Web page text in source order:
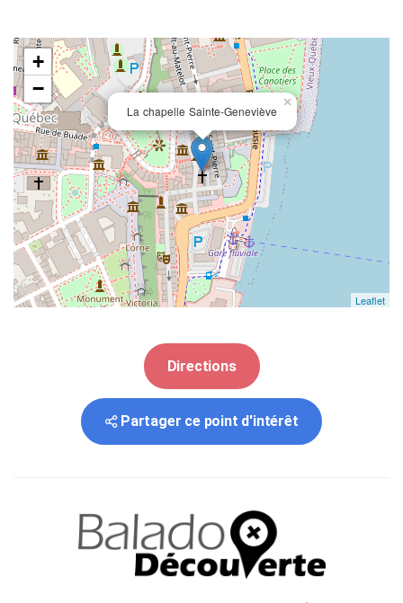
La chapelle Sainte-Geneviève
×
+
−
Leaflet
Directions
Partager ce point d'intérêt